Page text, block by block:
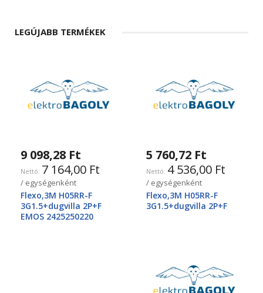
LEGÚJABB TERMÉKEK
9 098,28 Ft
7 164,00 Ft
/ egységenként
Flexo,3M H05RR-F
3G1.5+dugvilla 2P+F
EMOS 2425250220
5 760,72 Ft
4 536,00 Ft
/ egységenként
Flexo,3M H05RR-F
3G1.5+dugvilla 2P+F